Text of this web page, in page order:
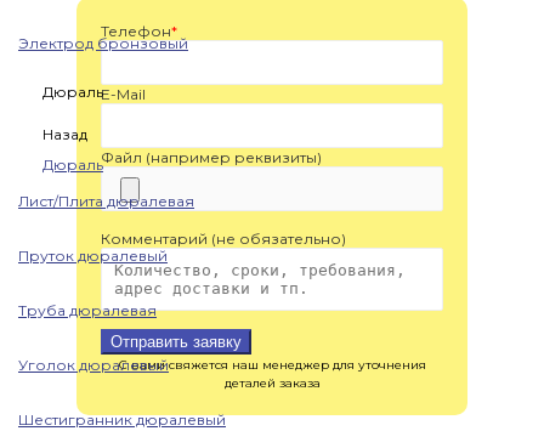
Электрод бронзовый
Дюраль
Назад
Дюраль
Лист/Плита дюралевая
Пруток дюралевый
Труба дюралевая
Уголок дюралевый
Шестигранник дюралевый
Телефон*
E-Mail
Файл (например реквизиты)
Комментарий (не обязательно)
Отправить заявку
С вами свяжется наш менеджер для уточнения
деталей заказа